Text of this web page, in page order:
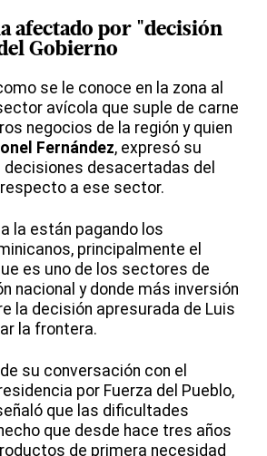
afectado por "decisión
Gobierno
se le conoce en la zona al
avícola que suple de carne
negocios de la región y quien
Fernández, expresó su
desacertadas del
a ese sector.
la están pagando los
principalmente el
es uno de los sectores de
nacional y donde más inversión
la decisión apresurada de Luis
la frontera.
su conversación con el
por Fuerza del Pueblo,
que las dificultades
que desde hace tres años
de primera necesidad